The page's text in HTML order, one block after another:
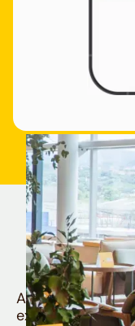
Aproveite todos
exclusivas da